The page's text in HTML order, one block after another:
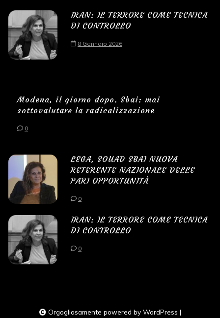
IRAN: IL TERRORE COME TECNICA
DI CONTROLLO
8 Gennaio 2026
Modena, il giorno dopo. Sbai: mai
sottovalutare la radicalizzazione
0
LEGA, SOUAD SBAI NUOVA
REFERENTE NAZIONALE DELLE
PARI OPPORTUNITÀ
0
IRAN: IL TERRORE COME TECNICA
DI CONTROLLO
0
Orgogliosamente powered by WordPress |